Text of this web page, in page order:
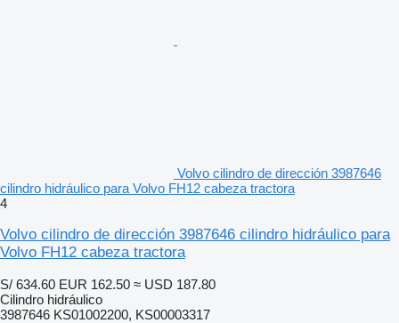
Volvo cilindro de dirección 3987646
cilindro hidráulico para Volvo FH12 cabeza tractora
4
Volvo cilindro de dirección 3987646 cilindro hidráulico para
Volvo FH12 cabeza tractora
S/ 634.60 EUR 162.50 ≈ USD 187.80
Cilindro hidráulico
3987646 KS01002200, KS00003317